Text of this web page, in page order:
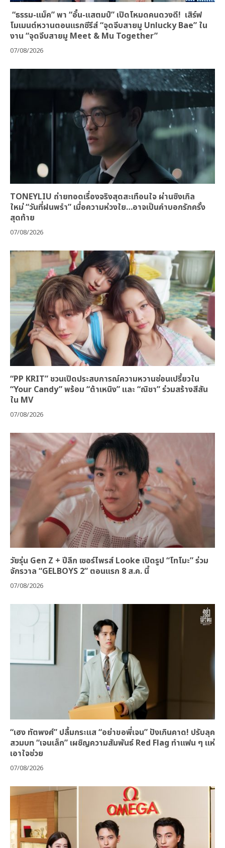
“ธรรม-แม็ค” พา “อั๋น-แสตมป์” เปิดโหมดคนดวงดี! เสิร์ฟ
โมเมนต์หวานตอนแรกซีรีส์ “จุดจีบสายมู Unlucky Bae” ใน
งาน “จุดจีบสายมู Meet & Mu Together”
07/08/2026
TONEYLIU ถ่ายทอดเรื่องจริงสุดสะเทือนใจ ผ่านซิงเกิล
ใหม่ “วันที่ฝนพรำ” เมื่อความห่วงใย…อาจเป็นคำบอกรักครั้ง
สุดท้าย
07/08/2026
“PP KRIT” ชวนเปิดประสบการณ์ความหวานซ่อนเปรี้ยวใน
“Your Candy” พร้อม “ต้าเหนิง” และ “ณิชา” ร่วมสร้างสีสัน
ใน MV
07/08/2026
วัยรุ่น Gen Z + ปีลึก เซอร์ไพรส์ Looke เปิดรูป “โทโมะ” ร่วม
จักรวาล “GELBOYS 2” ตอนแรก 8 ส.ค. นี้
07/08/2026
“เฮง ทัตพงศ์” ปลื้มกระแส “อย่าขอพี่เจน” ปังเกินคาด! ปรับลุค
สวมบท “เจนเล็ก” เผชิญความสัมพันธ์ Red Flag ทำแฟน ๆ แห่
เอาใจช่วย
07/08/2026